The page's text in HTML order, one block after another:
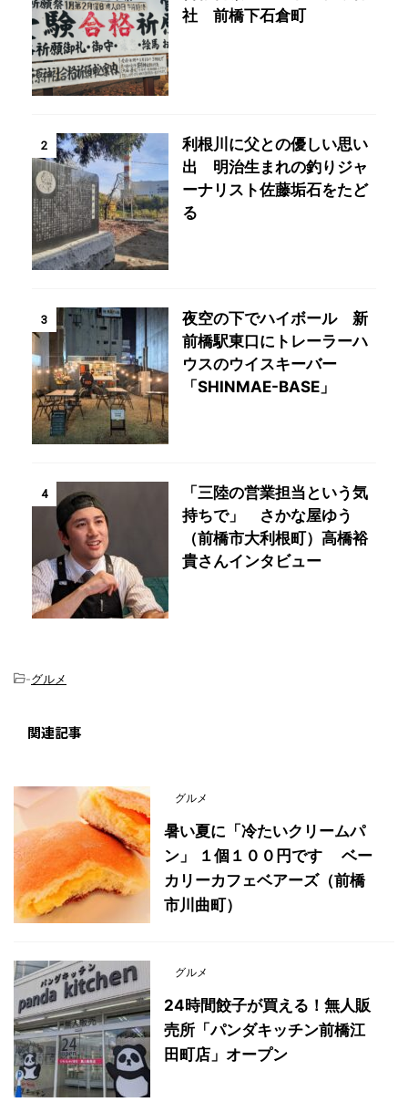
社 前橋下石倉町
2
利根川に父との優しい思い
出 明治生まれの釣りジャ
ーナリスト佐藤垢石をたど
る
3
夜空の下でハイボール 新
前橋駅東口にトレーラーハ
ウスのウイスキーバー
「SHINMAE-BASE」
4
「三陸の営業担当という気
持ちで」 さかな屋ゆう
（前橋市大利根町）高橋裕
貴さんインタビュー
-グルメ
関連記事
グルメ
暑い夏に「冷たいクリームパ
ン」 １個１００円です ベー
カリーカフェベアーズ（前橋
市川曲町）
グルメ
24時間餃子が買える！無人販
売所「パンダキッチン前橋江
田町店」オープン